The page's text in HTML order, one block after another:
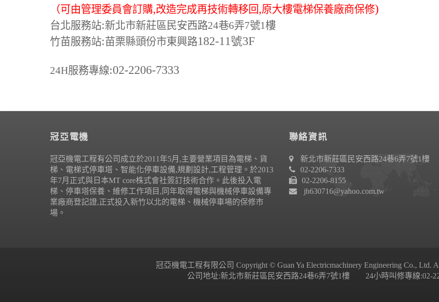
（可由管理委員會訂購,改造完成再技術轉移回,原大樓電梯保養廠商保修)
台北服務站:新北市新莊區民安西路24巷6弄7號1樓
竹苗服務站:苗栗縣頭份市東興路182-11號3F
24H服務專線:02-2206-7333
冠亞電機
冠亞機電工程有公司成立於2011年5月,主要營業項目為電梯、貨
梯、電梯式停車塔、智能化停車設備,規劃設計,工程管理。於2013
年7月正式與日本MT core株式會社簽訂技術合作。此後投入電
梯、停車塔保養、維修工作項目,同年取得電梯與機械停車設備專
業廠商登記證,正式投入新竹以北的電梯、機械停車場的保修市
場。
聯絡資訊
新北市新莊區民安西路24巷6弄7號1樓
02-2206-7333
02-2206-8155
jh630716@yahoo.com.tw
冠亞機電工程有限公司 Copyright © Guan Ya Electricmachinery Engineering Co., Ltd.
公司地址:新北市新莊區民安西路24巷6弄7號1樓 24小時叫修專線:02-